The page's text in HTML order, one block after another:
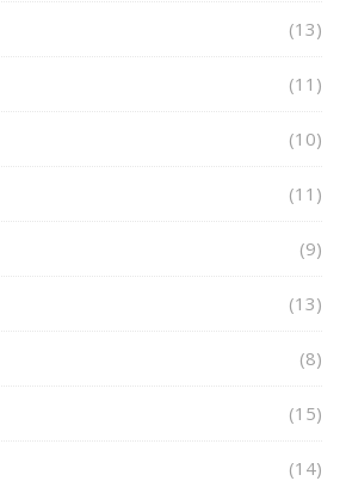
(13)
(11)
(10)
(11)
(9)
(13)
(8)
(15)
(14)